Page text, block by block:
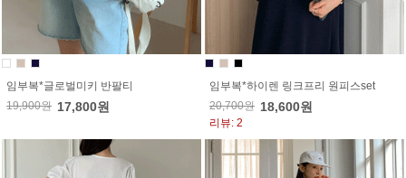
임부복*글로벌미키 반팔티
19,900원 17,800원
임부복*하이렌 링크프리 원피스set
20,700원 18,600원
리뷰: 2